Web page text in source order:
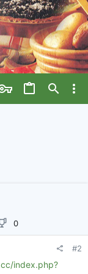
0
#2
index.php?